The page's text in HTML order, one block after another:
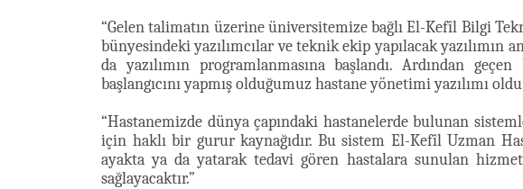
“Gelen talimatın üzerine üniversitemize bağlı El-Kefîl Bilgi
bünyesindeki yazılımcılar ve teknik ekip yapılacak yazılımın
da yazılımın programlanmasına başlandı. Ardından
başlangıcını yapmış olduğumuz hastane yönetimi yazılımı
“Hastanemizde dünya çapındaki hastanelerde bulunan
için haklı bir gurur kaynağıdır. Bu sistem El-Kefîl Uzman
ayakta ya da yatarak tedavi gören hastalara sunulan
sağlayacaktır.”